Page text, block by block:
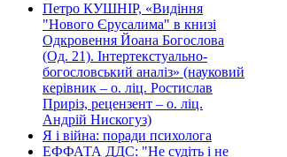
Петро КУШНІР, «Видіння
"Нового Єрусалима" в книзі
Одкровення Йоана Богослова
(Од. 21). Інтертекстуально-
богословський аналіз» (науковий
керівник – о. ліц. Ростислав
Приріз, рецензент – о. ліц.
Андрій Нискогуз)
Я і війна: поради психолога
ЕФФАТА ДДС: "Не судіть і не